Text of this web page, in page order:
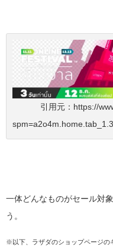
引用元：https://
一体どんなものがセール対
う。
※以下、ラザダのショップページの